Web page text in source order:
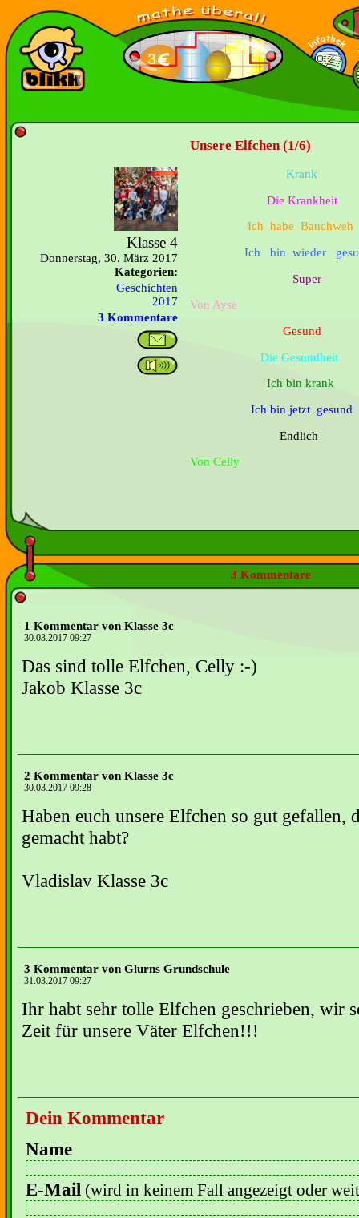
Unsere Elfchen (1/6)
Klasse 4
Donnerstag, 30. März 2017
Kategorien:
Geschichten
2017
3 Kommentare
Krank
Die Krankheit
Ich habe Bauchweh
Ich bin wieder
Super
Von Ayse
Gesund
Die Gesundheit
Ich bin krank
Ich bin jetzt gesund
Endlich
Von Celly
3 Kommentare
1 Kommentar von Klasse 3c
30.03.2017 09:27
Das sind tolle Elfchen, Celly :-)
Jakob Klasse 3c
2 Kommentar von Klasse 3c
30.03.2017 09:28
Haben euch unsere Elfchen so gut gefallen,
gemacht habt?
Vladislav Klasse 3c
3 Kommentar von Glurns Grundschule
31.03.2017 09:27
Ihr habt sehr tolle Elfchen geschrieben, wir
Zeit für unsere Väter Elfchen!!!
Dein Kommentar
Name
E-Mail (wird in keinem Fall angezeigt oder